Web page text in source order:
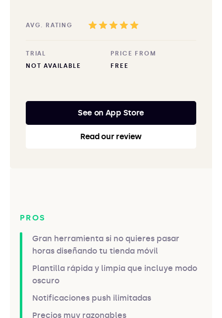
AVG. RATING
TRIAL
NOT AVAILABLE
PRICE FROM
FREE
See on App Store
Read our review
PROS
Gran herramienta si no quieres pasar
horas diseñando tu tienda móvil
Plantilla rápida y limpia que incluye modo
oscuro
Notificaciones push ilimitadas
Precios muy razonables